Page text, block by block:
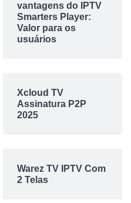
vantagens do IPTV
Smarters Player:
Valor para os
usuários
Xcloud TV
Assinatura P2P
2025
Warez TV IPTV Com
2 Telas